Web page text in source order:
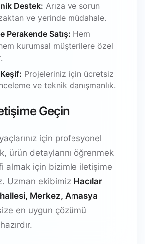
Destek: Arıza ve sorun
ve yerinde müdahale.
Perakende Satış: Hem
kurumsal müşterilere özel
Projeleriniz için ücretsiz
ve teknik danışmanlık.
Geçin
için profesyonel
ürün detaylarını öğrenmek
almak için bizimle iletişime
Uzman ekibimiz Hacılar
Merkez, Amasya
en uygun çözümü